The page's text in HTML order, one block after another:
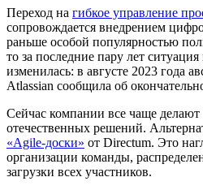
Переход на гибкое управление
сопровождается внедрением
раньше особой популярностью
то за последние пару лет
изменилась: в августе 2023 года
Atlassian сообщила об
Сейчас компании все чаще делают
отечественных решений.
«Agile-доски» от Directum. Это
организации команды,
загрузки всех участников.